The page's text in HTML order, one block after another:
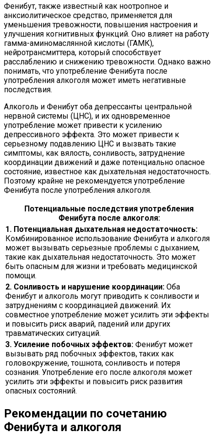
Фенибут, также известный как ноотропное и
анксиолитическое средство, применяется для
уменьшения тревожности, повышения настроения и
улучшения когнитивных функций. Оно влияет на работу
гамма-аминомаслянной кислоты (ГАМК),
нейротрансмиттера, который способствует
расслаблению и снижению тревожности. Однако важно
понимать, что употребление Фенибута после
употребления алкоголя может иметь негативные
последствия.
Алкоголь и Фенибут оба депрессанты центральной
нервной системы (ЦНС), и их одновременное
употребление может привести к усилению
депрессивного эффекта. Это может привести к
серьезному подавлению ЦНС и вызвать такие
симптомы, как вялость, сонливость, затруднение
координации движений и даже потенциально опасное
состояние, известное как дыхательная недостаточность.
Поэтому крайне не рекомендуется употребление
Фенибута после употребления алкоголя.
Потенциальные последствия употребления
Фенибута после алкоголя:
1. Потенциальная дыхательная недостаточность:
Комбинированное использование Фенибута и алкоголя
может вызывать серьезные проблемы с дыханием,
такие как дыхательная недостаточность. Это может
быть опасным для жизни и требовать медицинской
помощи.
2. Сонливость и нарушение координации: Оба
Фенибут и алкоголь могут приводить к сонливости и
затруднениям с координацией движений. Их
совместное употребление может усилить эти эффекты
и повысить риск аварий, падений или других
травматических ситуаций.
3. Усиление побочных эффектов: Фенибут может
вызывать ряд побочных эффектов, таких как
головокружение, тошнота, сонливость и потеря
сознания. Употребление его после алкоголя может
усилить эти эффекты и повысить риск развития
опасных состояний.
Рекомендации по сочетанию
Фенибута и алкоголя